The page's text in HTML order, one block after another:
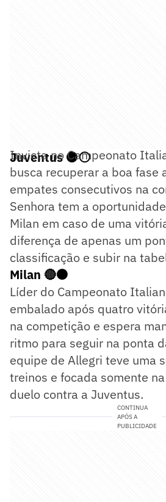
Juventus ⚫⚪
Invicta no Campeonato
busca recuperar a boa fase
empates consecutivos na
Senhora tem a
Milan em caso de uma
diferença de apenas um
classificação e subir na
Milan 🔴⚫
Líder do Campeonato
embalado após quatro
na competição e espera
ritmo para seguir na ponta
equipe de Allegri teve uma
treinos e focada somente
duelo contra a Juventus.
CONTINUA
APÓS A
PUBLICIDADE